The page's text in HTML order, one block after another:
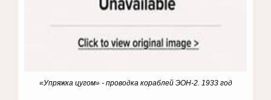
«Упряжка цугом» - проводка кораблей ЭОН-2. 1933 год